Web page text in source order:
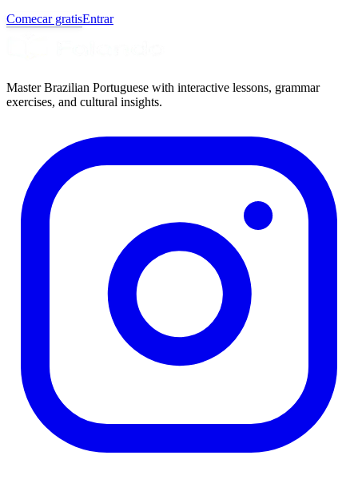
Comecar gratisEntrar
Master Brazilian Portuguese with interactive lessons, grammar
exercises, and cultural insights.